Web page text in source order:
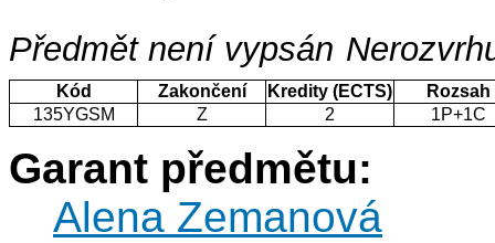
Předmět není vypsán
Kód Zakončení Kredity (ECTS)
Rozsah
135YGSM
Z 2 1P+1C
Garant předmětu:
Alena Zemanová